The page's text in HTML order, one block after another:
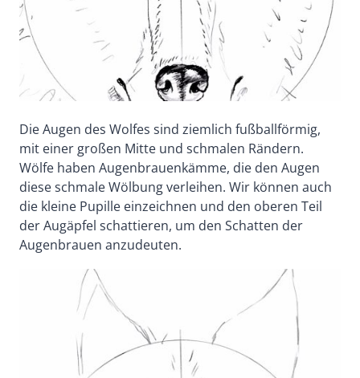
Die Augen des Wolfes sind ziemlich fußballförmig,
mit einer großen Mitte und schmalen Rändern.
Wölfe haben Augenbrauenkämme, die den Augen
diese schmale Wölbung verleihen. Wir können auch
die kleine Pupille einzeichnen und den oberen Teil
der Augäpfel schattieren, um den Schatten der
Augenbrauen anzudeuten.